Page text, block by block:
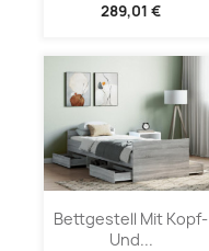
289,01 €
Bettgestell Mit Kopf-
Und...